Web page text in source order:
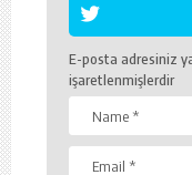
E-posta adresiniz
işaretlenmişlerdir